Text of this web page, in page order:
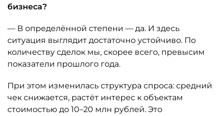
бизнеса?
— В определённой степени — да. И здесь
ситуация выглядит достаточно устойчиво. По
количеству сделок мы, скорее всего, превысим
показатели прошлого года.
При этом изменилась структура спроса: средний
чек снижается, растёт интерес к объектам
стоимостью до 10–20 млн рублей. Это